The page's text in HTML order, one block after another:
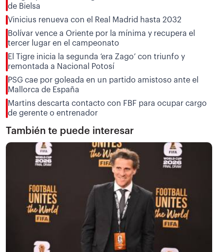
de Bielsa
Vinicius renueva con el Real Madrid hasta 2032
Bolívar vence a Oriente por la mínima y recupera el
tercer lugar en el campeonato
El Tigre inicia la segunda ‘era Zago’ con triunfo y
remontada a Nacional Potosí
PSG cae por goleada en un partido amistoso ante el
Mallorca de España
Martins descarta contacto con FBF para ocupar cargo
de gerente o entrenador
También te puede interesar